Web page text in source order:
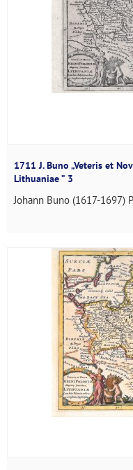
1711 J. Buno „Veteris et
Lithuaniae ” 3
Johann Buno (1617-1697)